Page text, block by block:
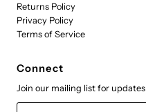
Returns Policy
Privacy Policy
Terms of Service
Connect
Join our mailing list for updates